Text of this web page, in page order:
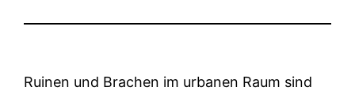
Ruinen und Brachen im urbanen Raum sind